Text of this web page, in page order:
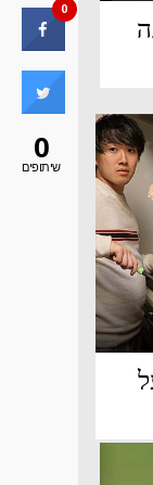
0
0
שיתופים